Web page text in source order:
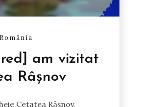
am vizitat
Râșnov
Cetatea Râșnov,